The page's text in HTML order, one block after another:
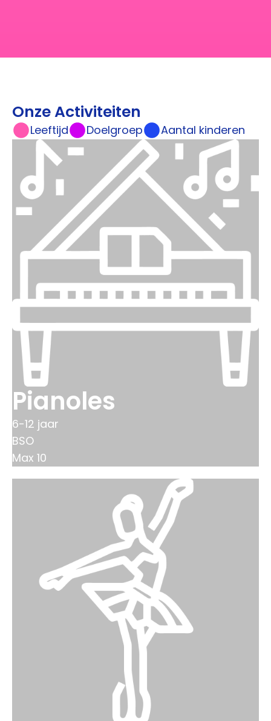
Onze Activiteiten
Leeftijd Doelgroep Aantal kinderen
Pianoles
6-12 jaar
BSO
Max 10